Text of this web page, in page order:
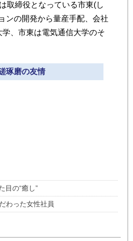
取締役となっている市東(し
ンの開発から量産手配、会社
、市東は電気通信大学のそ
琢磨の友情
目の“癒し”
わった女性社員